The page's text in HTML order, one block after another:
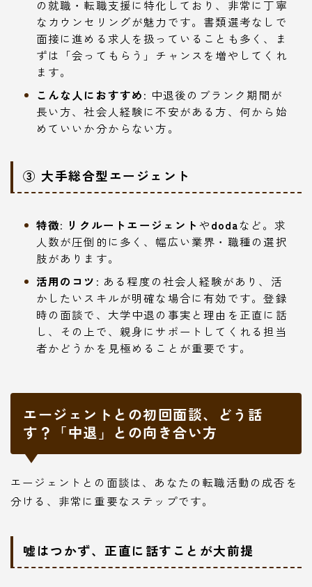
の就職・転職支援に特化しており、非常に丁寧
なカウンセリングが魅力です。書類選考なしで
面接に進める求人を扱っていることも多く、ま
ずは「会ってもらう」チャンスを増やしてくれ
ます。
こんな人におすすめ: 中退後のブランク期間が
長い方、社会人経験に不安がある方、何から始
めていいか分からない方。
③ 大手総合型エージェント
特徴: リクルートエージェント やdodaなど。求
人数が圧倒的に多く、幅広い業界・職種の選択
肢があります。
活用のコツ : ある程度の社会人経験があり、活
かしたいスキルが明確な場合に有効です。登録
時の面談で、大学中退の事実と理由を正直に話
し、その上で、親身にサポートしてくれる担当
者かどうかを見極めることが重要です。
エージェントとの初回面談、どう話
す？「中退」との向き合い方
エージェントとの面談は、あなたの転職活動の成否を
分ける、非常に重要なステップです。
嘘はつかず、正直に話すことが大前提